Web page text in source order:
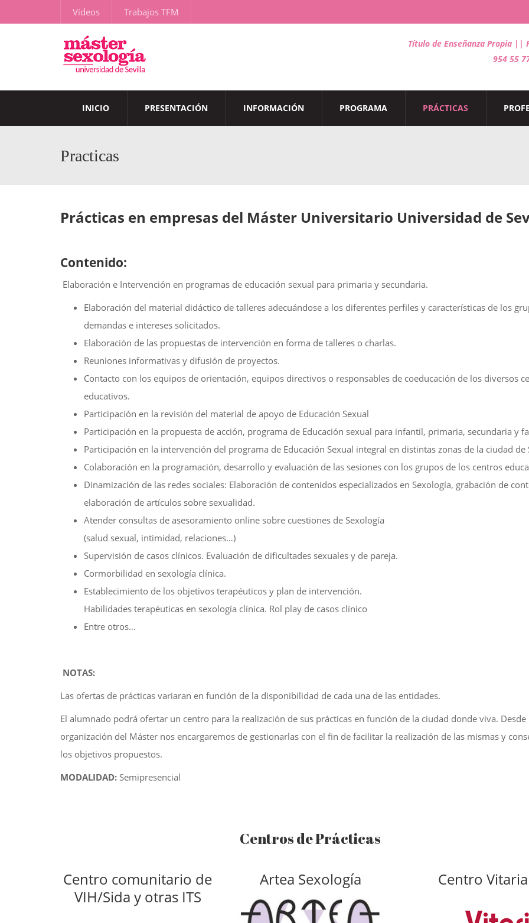
Vídeos Trabajos TFM
Título de Enseñanza Propia ||
954 55
INICIO PRESENTACIÓN INFORMACIÓN PROGRAMA PRÁCTICAS
Practicas
Prácticas en empresas del Máster Universitario Universidad de
Contenido:
Elaboración e Intervención en programas de educación sexual para primaria y secundaria.
Elaboración del material didáctico de talleres adecuándose a los diferentes perfiles y características de los
demandas e intereses solicitados.
Elaboración de las propuestas de intervención en forma de talleres o charlas.
Reuniones informativas y difusión de proyectos.
Contacto con los equipos de orientación, equipos directivos o responsables de coeducación de los diversos
educativos.
Participación en la revisión del material de apoyo de Educación Sexual
Participación en la propuesta de acción, programa de Educación sexual para infantil, primaria, secundaria y
Participación en la intervención del programa de Educación Sexual integral en distintas zonas de la ciudad de
Colaboración en la programación, desarrollo y evaluación de las sesiones con los grupos de los centros
Dinamización de las redes sociales: Elaboración de contenidos especializados en Sexología, grabación de
elaboración de artículos sobre sexualidad.
Atender consultas de asesoramiento online sobre cuestiones de Sexología
(salud sexual, intimidad, relaciones…)
Supervisión de casos clínicos. Evaluación de dificultades sexuales y de pareja.
Cormorbilidad en sexología clínica.
Establecimiento de los objetivos terapéuticos y plan de intervención.
Habilidades terapéuticas en sexología clínica. Rol play de casos clínico
Entre otros…
NOTAS:
Las ofertas de prácticas variaran en función de la disponibilidad de cada una de las entidades.
El alumnado podrá ofertar un centro para la realización de sus prácticas en función de la ciudad donde viva. Desde
organización del Máster nos encargaremos de gestionarlas con el fin de facilitar la realización de las mismas y
los objetivos propuestos.
MODALIDAD: Semipresencial
Centros de Prácticas
Centro comunitario de
VIH/Sida y otras ITS
Artea Sexología Centro Vitaria